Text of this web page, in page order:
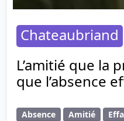
Chateaubriand
L’amitié que la
que l’absence
Absence Amitié